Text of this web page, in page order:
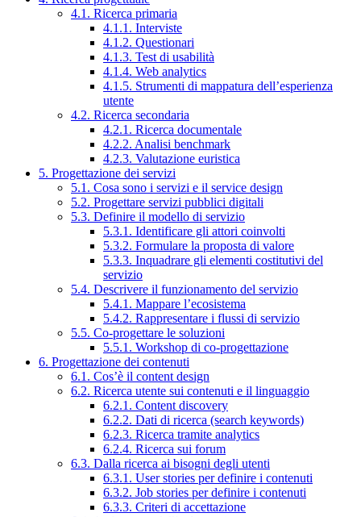
4.1. Ricerca primaria
4.1.1. Interviste
4.1.2. Questionari
4.1.3. Test di usabilità
4.1.4. Web analytics
4.1.5. Strumenti di mappatura dell’esperienza
utente
4.2. Ricerca secondaria
4.2.1. Ricerca documentale
4.2.2. Analisi benchmark
4.2.3. Valutazione euristica
5. Progettazione dei servizi
5.1. Cosa sono i servizi e il service design
5.2. Progettare servizi pubblici digitali
5.3. Definire il modello di servizio
5.3.1. Identificare gli attori coinvolti
5.3.2. Formulare la proposta di valore
5.3.3. Inquadrare gli elementi costitutivi del
servizio
5.4. Descrivere il funzionamento del servizio
5.4.1. Mappare l’ecosistema
5.4.2. Rappresentare i flussi di servizio
5.5. Co-progettare le soluzioni
5.5.1. Workshop di co-progettazione
6. Progettazione dei contenuti
6.1. Cos’è il content design
6.2. Ricerca utente sui contenuti e il linguaggio
6.2.1. Content discovery
6.2.2. Dati di ricerca (search keywords)
6.2.3. Ricerca tramite analytics
6.2.4. Ricerca sui forum
6.3. Dalla ricerca ai bisogni degli utenti
6.3.1. User stories per definire i contenuti
6.3.2. Job stories per definire i contenuti
6.3.3. Criteri di accettazione